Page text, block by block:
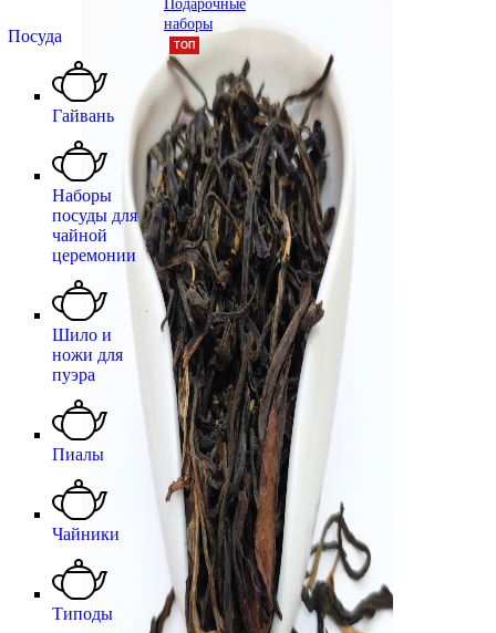
Посуда
Гайвань
Наборы
посуды для
чайной
церемонии
Шило и
ножи для
пуэра
Пиалы
Чайники
Типоды
Подарочные
наборы
ТОП